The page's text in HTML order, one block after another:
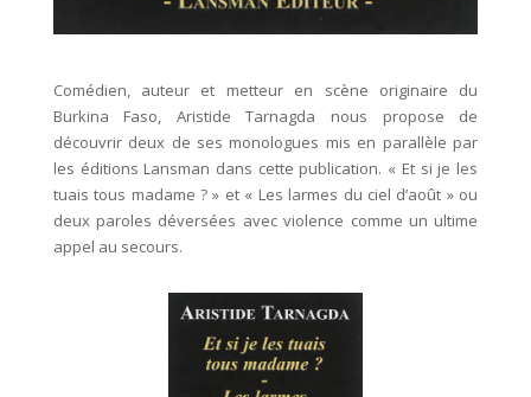
Comédien, auteur et metteur en scène originaire du
Burkina Faso, Aristide Tarnagda nous propose de
découvrir deux de ses monologues mis en parallèle par
les éditions Lansman dans cette publication. « Et si je les
tuais tous madame ? » et « Les larmes du ciel d’août » ou
deux paroles déversées avec violence comme un ultime
appel au secours.